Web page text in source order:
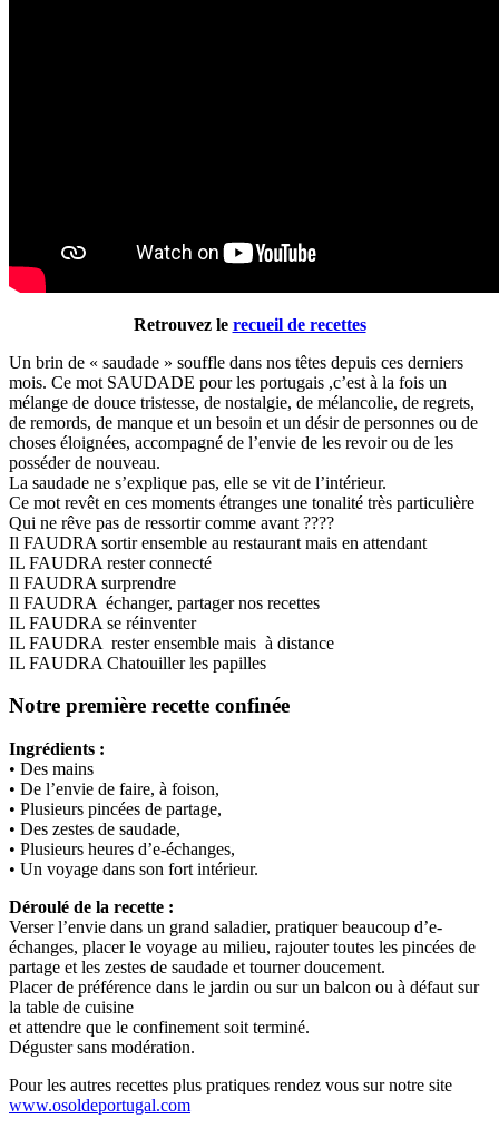
Retrouvez le recueil de recettes
Un brin de « saudade » souffle dans nos têtes depuis ces derniers
mois. Ce mot SAUDADE pour les portugais ,c’est à la fois un
mélange de douce tristesse, de nostalgie, de mélancolie, de regrets,
de remords, de manque et un besoin et un désir de personnes ou de
choses éloignées, accompagné de l’envie de les revoir ou de les
posséder de nouveau.
La saudade ne s’explique pas, elle se vit de l’intérieur.
Ce mot revêt en ces moments étranges une tonalité très particulière
Qui ne rêve pas de ressortir comme avant ????
Il FAUDRA sortir ensemble au restaurant mais en attendant
IL FAUDRA rester connecté
Il FAUDRA surprendre
Il FAUDRA échanger, partager nos recettes
IL FAUDRA se réinventer
IL FAUDRA rester ensemble mais à distance
IL FAUDRA Chatouiller les papilles
Notre première recette confinée
Ingrédients :
• Des mains
• De l’envie de faire, à foison,
• Plusieurs pincées de partage,
• Des zestes de saudade,
• Plusieurs heures d’e-échanges,
• Un voyage dans son fort intérieur.
Déroulé de la recette :
Verser l’envie dans un grand saladier, pratiquer beaucoup d’e-
échanges, placer le voyage au milieu, rajouter toutes les pincées de
partage et les zestes de saudade et tourner doucement.
Placer de préférence dans le jardin ou sur un balcon ou à défaut sur
la table de cuisine
et attendre que le confinement soit terminé.
Déguster sans modération.
Pour les autres recettes plus pratiques rendez vous sur notre site
www.osoldeportugal.com